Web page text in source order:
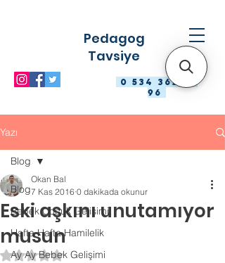
0 534 363 98
96
Pedagog
Tavsiye
Yazı
Blog
Bebek Çocuk Gelişimi
Hafta Hafta Hamilelik
Ay Ay Bebek Gelişimi
Blog
Eski aşkını unutamıyor
musun
Okan Bal
7 Kas 2016 0 dakikada okunur
5 üzerinden NaN yıldız